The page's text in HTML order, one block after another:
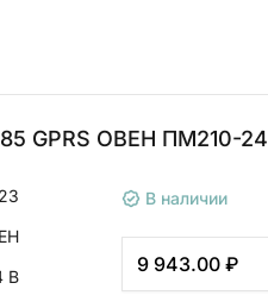
GPRS ОВЕН ПМ210-24
В
В наличии
9 943.00 ₽